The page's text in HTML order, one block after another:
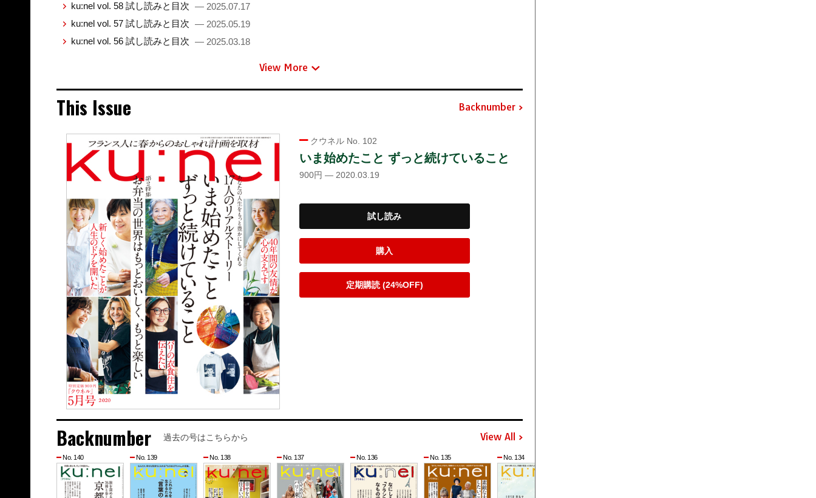
ku:nel vol. 58 試し読みと目次 — 2025.07.17
ku:nel vol. 57 試し読みと目次 — 2025.05.19
ku:nel vol. 56 試し読みと目次 — 2025.03.18
View More
This Issue Backnumber
クウネル No. 102
いま始めたこと ずっと続けていること
900円 — 2020.03.19
試し読み
購入
定期購読 (24%OFF)
Backnumber 過去の号はこちらから View All
No. 140 No. 139 No. 138 No. 137 No. 136 No. 135 No. 134